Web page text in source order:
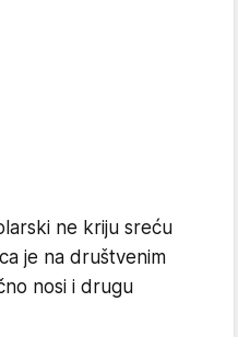
ne kriju sreću
je na društvenim
nosi i drugu